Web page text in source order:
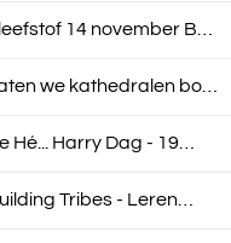
14 november B…
we kathedralen bo…
Hé... Harry Dag - 19…
Tribes - Leren…